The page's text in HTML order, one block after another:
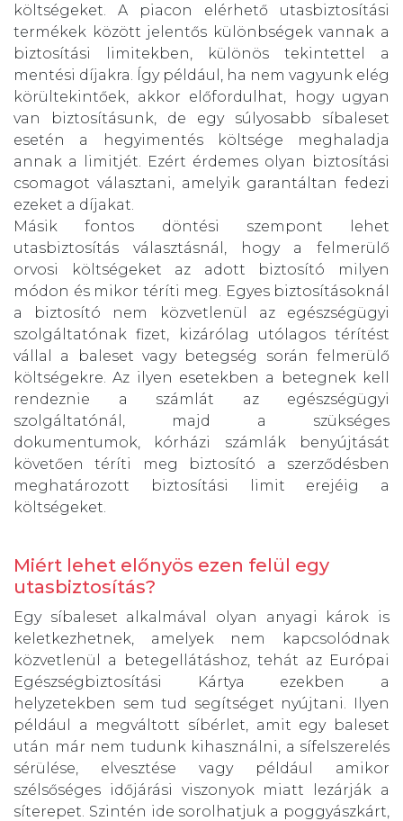
költségeket. A piacon elérhető utasbiztosítási
termékek között jelentős különbségek vannak a
biztosítási limitekben, különös tekintettel a
mentési díjakra. Így például, ha nem vagyunk elég
körültekintőek, akkor előfordulhat, hogy ugyan
van biztosításunk, de egy súlyosabb síbaleset
esetén a hegyimentés költsége meghaladja
annak a limitjét. Ezért érdemes olyan biztosítási
csomagot választani, amelyik garantáltan fedezi
ezeket a díjakat.
Másik fontos döntési szempont lehet
utasbiztosítás választásnál, hogy a felmerülő
orvosi költségeket az adott biztosító milyen
módon és mikor téríti meg. Egyes biztosításoknál
a biztosító nem közvetlenül az egészségügyi
szolgáltatónak fizet, kizárólag utólagos térítést
vállal a baleset vagy betegség során felmerülő
költségekre. Az ilyen esetekben a betegnek kell
rendeznie a számlát az egészségügyi
szolgáltatónál, majd a szükséges
dokumentumok, kórházi számlák benyújtását
követően téríti meg biztosító a szerződésben
meghatározott biztosítási limit erejéig a
költségeket.
Miért lehet előnyös ezen felül egy
utasbiztosítás?
Egy síbaleset alkalmával olyan anyagi károk is
keletkezhetnek, amelyek nem kapcsolódnak
közvetlenül a betegellátáshoz, tehát az Európai
Egészségbiztosítási Kártya ezekben a
helyzetekben sem tud segítséget nyújtani. Ilyen
például a megváltott síbérlet, amit egy baleset
után már nem tudunk kihasználni, a sífelszerelés
sérülése, elvesztése vagy például amikor
szélsőséges időjárási viszonyok miatt lezárják a
síterepet. Szintén ide sorolhatjuk a poggyászkárt,